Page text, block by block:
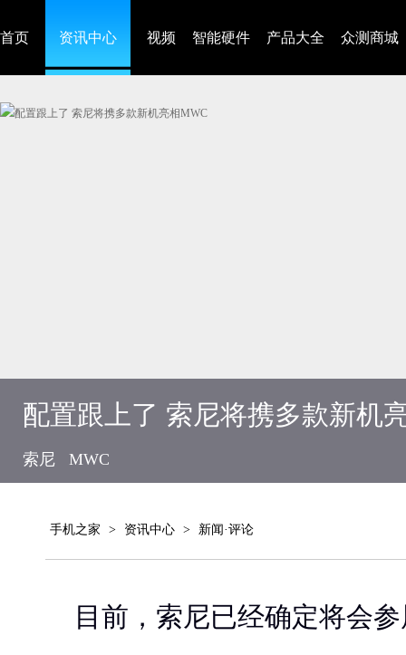
首页 资讯中心 视频 智能硬件 产品大全 众测商城
配置跟上了 索尼将携多款新机
索尼 MWC
手机之家 > 资讯中心 > 新闻·评论
目前，索尼已经确定将会